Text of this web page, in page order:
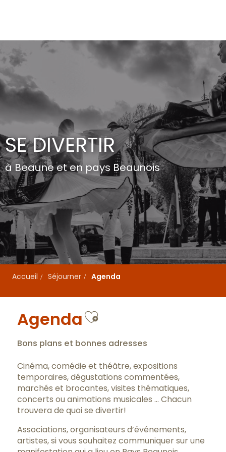
SE DIVERTIR
à Beaune et en pays Beaunois
Accueil Séjourner Agenda
AgendaAjouter aux
Bons plans et bonnes adresses
Cinéma, comédie et théâtre, expositions
temporaires, dégustations commentées,
marchés et brocantes, visites thématiques,
concerts ou animations musicales … Chacun
trouvera de quoi se divertir!
Associations, organisateurs d’événements,
artistes, si vous souhaitez communiquer sur une